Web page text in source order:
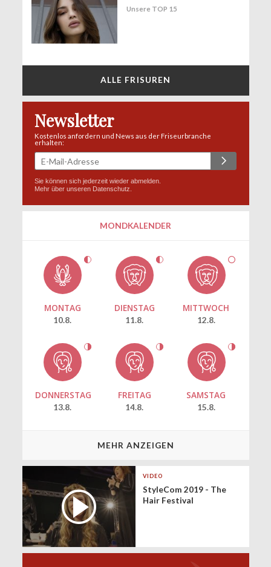
Unsere TOP 15
ALLE FRISUREN
Newsletter
Kostenlos anfordern und News aus der Friseurbranche
erhalten:
Sie können sich jederzeit wieder abmelden.
Mehr über unseren Datenschutz
MONDKALENDER
MONTAG
10.8.
DIENSTAG
11.8.
MITTWOCH
12.8.
DONNERSTAG
13.8.
FREITAG
14.8.
SAMSTAG
15.8.
MEHR ANZEIGEN
VIDEO
StyleCom 2019 - The
Hair Festival